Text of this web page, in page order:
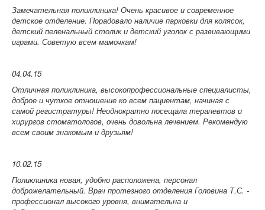
Замечательная поликлиника! Очень красивое и современное
детское отделение. Порадовало наличие парковки для колясок,
детский пеленальный столик и детский уголок с развивающими
играми. Советую всем мамочкам!
04.04.15
Отличная поликлиника, высокопрофессиональные специалисты,
доброе и чуткое отношение ко всем пациентам, начиная с
самой регистратуры! Неоднократно посещала терапевтов и
хирургов стоматологов, очень довольна лечением. Рекомендую
всем своим знакомым и друзьям!
10.02.15
Поликлиника новая, удобно расположена, персонал
доброжелательный. Врач протезного отделения Головина Т.С. -
профессионал высокого уровня, внимательна и